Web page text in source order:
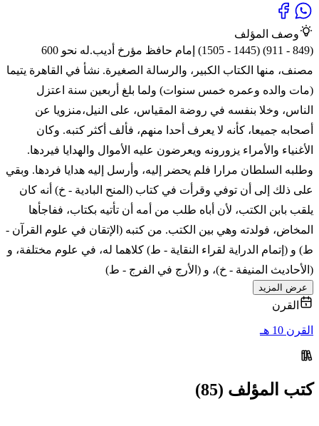
وصف المؤلف
(849 - 911) (1445 - 1505) إمام حافظ مؤرخ أديب.له نحو 600
مصنف، منها الكتاب الكبير، والرسالة الصغيرة. نشأ في القاهرة يتيما
(مات والده وعمره خمس سنوات) ولما بلغ أربعين سنة اعتزل
الناس، وخلا بنفسه في روضة المقياس، على النيل،منزويا عن
أصحابه جميعا، كأنه لا يعرف أحدا منهم، فألف أكثر كتبه. وكان
الأغنياء والأمراء يزورونه ويعرضون عليه الأموال والهدايا فيردها.
وطلبه السلطان مرارا فلم يحضر إليه، وأرسل إليه هدايا فردها. وبقي
على ذلك إلى أن توفي وقرأت في كتاب (المنح البادية - خ) أنه كان
يلقب بابن الكتب، لأن أباه طلب من أمه أن تأتيه بكتاب، ففاجأها
المخاض، فولدته وهي بين الكتب. من كتبه (الإتقان في علوم القرآن -
ط) و (إتمام الدراية لقراء النقاية - ط) كلاهما له، في علوم مختلفة، و
(الأحاديث المنيفة - خ)، و (الأرج في الفرج - ط)
عرض المزيد
القرن
القرن 10 هـ
كتب المؤلف (85)